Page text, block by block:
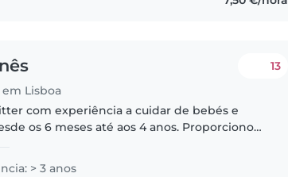
Lisboa
13
com experiência a cuidar de bebés e
os 6 meses até aos 4 anos. Proporciono
> 3 anos